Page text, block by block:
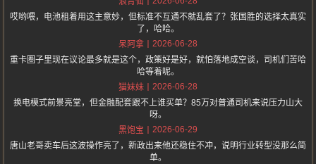
哎哟喂，电池租着用这主意妙，但标准不互通不就乱套了？张国胜的选择太真实
了，哈哈。
呆阿拿
2026-06-28
重卡圈子里现在议论最多就是这个，政策好是好，就怕落地成空谈，司机们苦哈
哈等着呢。
猫妹妹
2026-06-28
换电模式前景亮堂，但金融配套跟不上谁买单？85万对普通司机来说压力山大
呀。
黑饱宝
2026-06-29
唐山老哥卖车后这波操作亮了，新政出来他还稳住不冲，说明行业转型没那么简
单。